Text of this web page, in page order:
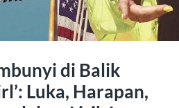
di Balik
Luka, Harapan,